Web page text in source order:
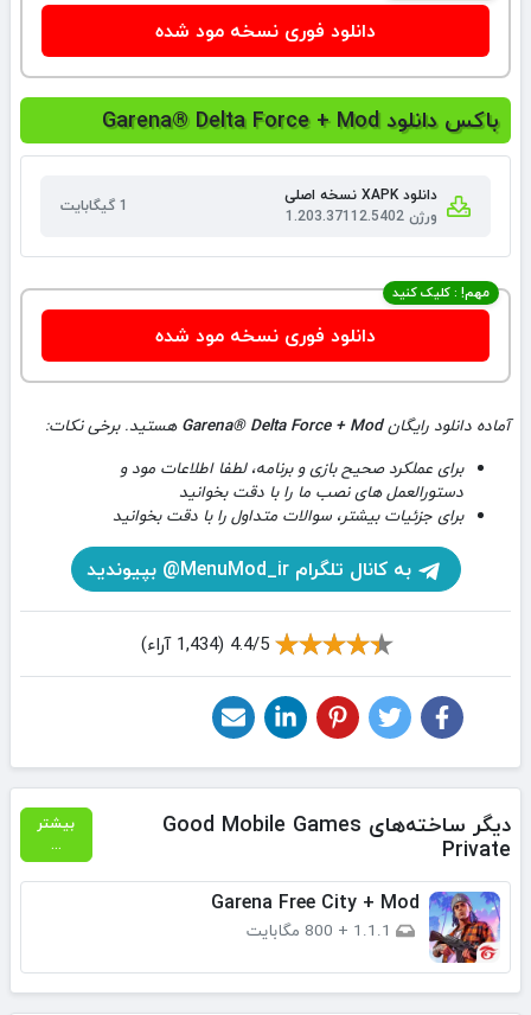
دانلود فوری نسخه مود شده
باکس دانلود Garena® Delta Force + Mod
دانلود XAPK نسخه اصلی
ورژن 1.203.37112.5402
1 گیگابایت
مهم! : کلیک کنید
دانلود فوری نسخه مود شده
آماده دانلود رایگانGarena® Delta Force + Mod هستید. برخی نکات:
برای عملکرد صحیح بازی و برنامه، لطفا اطلاعات مود و
دستورالعمل های نصب ما را با دقت بخوانید
برای جزئیات بیشتر، سوالات متداول را با دقت بخوانید
به کانال تلگرام MenuMod_ir@ بپیوندید
4.4/5 (1,434 آراء)
دیگر ساخته‌های Good Mobile Games
Private
بیشتر
...
Garena Free City + Mod
1.1.1
+ 800 مگابایت